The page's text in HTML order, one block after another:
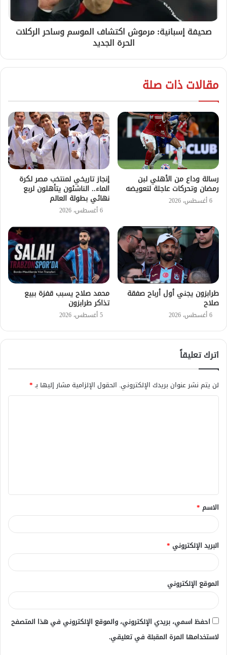
صحيفة إسبانية: مرموش اكتشاف الموسم وساحر الركلات
الحرة الجديد
مقالات ذات صلة
رسالة وداع من الأهلي لبن
رمضان وتحركات عاجلة لتعويضه
6 أغسطس، 2026
إنجاز تاريخي لمنتخب مصر لكرة
الماء.. الناشئون يتأهلون لربع
نهائي بطولة العالم
6 أغسطس، 2026
طرابزون يجني أول أرباح صفقة
صلاح
6 أغسطس، 2026
محمد صلاح يسبب قفزة ببيع
تذاكر طرابزون
5 أغسطس، 2026
اترك تعليقاً
لن يتم نشر عنوان بريدك الإلكتروني. الحقول الإلزامية مشار إليها بـ*
ق
*
الاسم *
البريد الإلكتروني *
الموقع الإلكتروني
احفظ اسمي، بريدي الإلكتروني، والموقع الإلكتروني في هذا المتصفح
لاستخدامها المرة المقبلة في تعليقي.